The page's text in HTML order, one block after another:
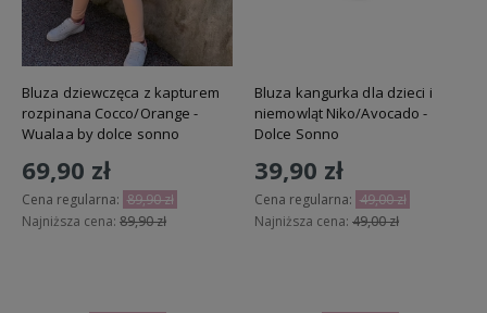
Bluza dziewczęca z kapturem
rozpinana Cocco/Orange -
Wualaa by dolce sonno
69,90 zł
Cena regularna: 89,90 zł
Najniższa cena: 89,90 zł
Bluza kangurka dla dzieci i
niemowląt Niko/Avocado -
Dolce Sonno
39,90 zł
Cena regularna: 49,00 zł
Najniższa cena: 49,00 zł